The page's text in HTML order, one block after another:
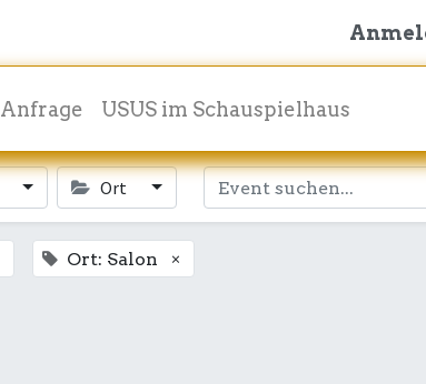
Anfrage USUS im Schauspielhaus
Ort
Ort: Salon ×